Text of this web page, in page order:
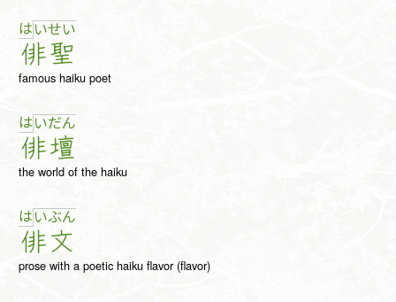
は い
俳
せい
聖
famous haiku poet
はい
俳
だん
壇
the world of the haiku
は い
俳
ぶん
文
prose with a poetic haiku flavor (flavor)